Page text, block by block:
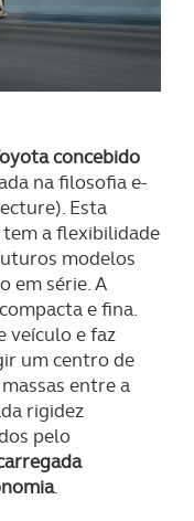
concebido
na filosofia e-
Esta
a flexibilidade
modelos
em série. A
e fina.
veículo e faz
um centro de
entre a
rigidez
pelo
.